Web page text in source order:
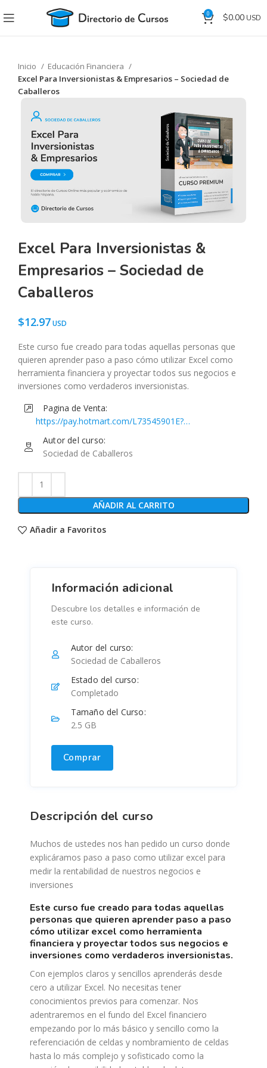
0 $0.00
Inicio
Educación Financiera
Excel Para Inversionistas & Empresarios – Sociedad de
Caballeros
Excel Para Inversionistas &
Empresarios – Sociedad de
Caballeros
$12.97
Este curso fue creado para todas aquellas personas que
quieren aprender paso a paso cómo utilizar Excel como
herramienta financiera y proyectar todos sus negocios e
inversiones como verdaderos inversionistas.
Pagina de Venta:
https://pay.hotmart.com/L73545901E?
curso-de-excel
Autor del curso:
Sociedad de Caballeros
AÑADIR AL CARRITO
Añadir a Favoritos
Descripción del curso
Muchos de ustedes nos han pedido un curso donde
explicáramos paso a paso como utilizar excel para
medir la rentabilidad de nuestros negocios e
inversiones
este curso fue creado para todas aquellas
personas que quieren aprender paso a paso
cómo utilizar excel como herramienta
financiera y proyectar todos sus negocios e
inversiones como verdaderos inversionistas.
Con ejemplos claros y sencillos aprenderás desde
cero a utilizar Excel. No necesitas tener
conocimientos previos para comenzar. Nos
adentraremos en el fundo del Excel financiero
empezando por lo más básico y sencillo como la
referenciación de celdas y nombramiento de celdas
hasta lo más complejo y sofisticado como la
Información adicional
Descubre los detalles e información de
este curso.
Autor del curso:
Sociedad de Caballeros
Estado del curso:
Completado
Tamaño del Curso:
2.5 GB
Comprar